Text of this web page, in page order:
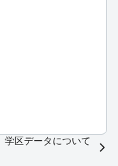
学区データについて